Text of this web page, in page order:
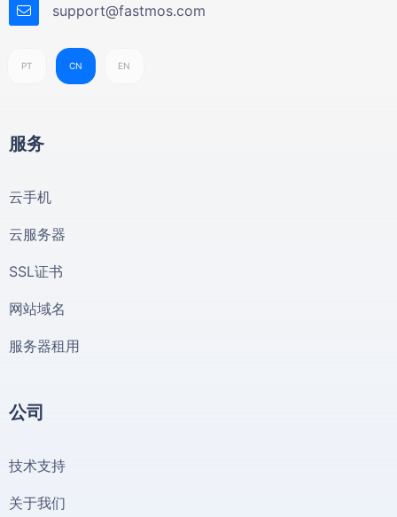
support@fastmos.com
PT CN EN
服务
云手机
云服务器
SSL证书
网站域名
服务器租用
公司
技术支持
关于我们